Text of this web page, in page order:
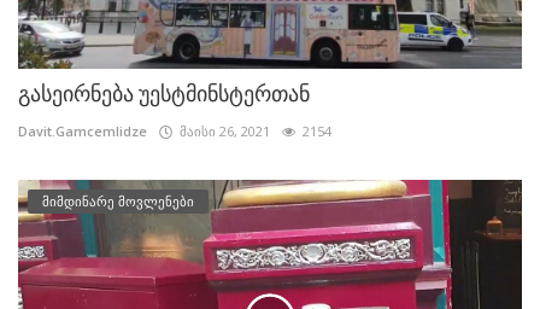
გასეირნება უესტმინსტერთან
Davit.Gamcemlidze მაისი 26, 2021 2154
მიმდინარე მოვლენები